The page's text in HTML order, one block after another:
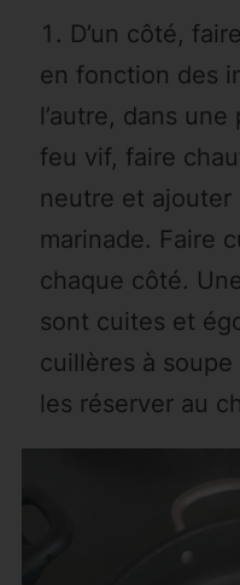
D’un côté,
en fonction des
l’autre, dans
feu vif, faire
neutre et ajouter
marinade. Faire
chaque côté.
sont cuites et
cuillères à soupe
les réserver au